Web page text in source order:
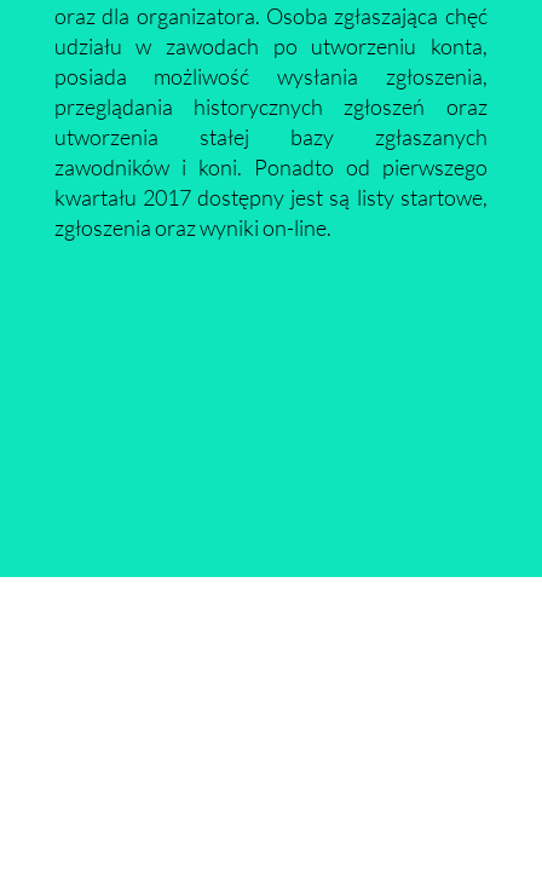
oraz dla organizatora. Osoba zgłaszająca chęć
udziału w zawodach po utworzeniu konta,
posiada możliwość wysłania zgłoszenia,
przeglądania historycznych zgłoszeń oraz
utworzenia stałej bazy zgłaszanych
zawodników i koni. Ponadto od pierwszego
kwartału 2017 dostępny jest są listy startowe,
zgłoszenia oraz wyniki on-line.